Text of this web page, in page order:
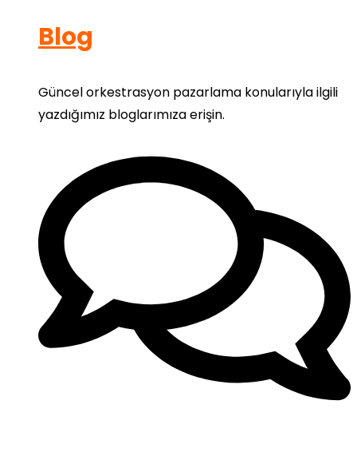
Blog
Güncel orkestrasyon pazarlama konularıyla ilgili
yazdığımız bloglarımıza erişin.